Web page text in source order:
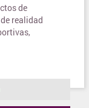
de
realidad